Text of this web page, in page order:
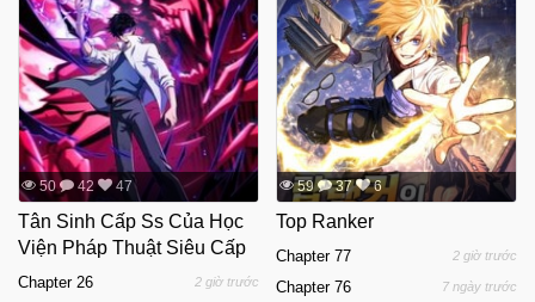
50 42 47
Tân Sinh Cấp Ss Của Học
Viện Pháp Thuật Siêu Cấp
Chapter 26 2 giờ trước
59 37 6
Top Ranker
Chapter 77 2 giờ trước
Chapter 76 7 ngày trước